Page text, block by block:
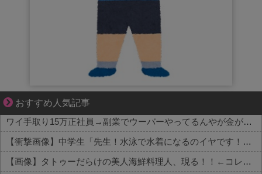
おすすめ人気記事
それは純愛か、それともストーカー疑惑か
ワイ手取り15万正社員→副業でウーバーやってるんやが金がない
【衝撃画像】中学生「先生！水泳で水着になるのイヤです！」先生「分かった」→結果まさかの『こう』なってしまうw w w w w w w
【画像】タトゥーだらけの美人海鮮料理人、現る！！←コレはセクシー過ぎてワイらにブッ刺さりまくりw w w w w w w w w